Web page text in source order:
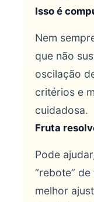
Isso é
Nem
que não
oscilação
critérios e
cuidadosa.
Fruta
Pode
“rebote”
melhor